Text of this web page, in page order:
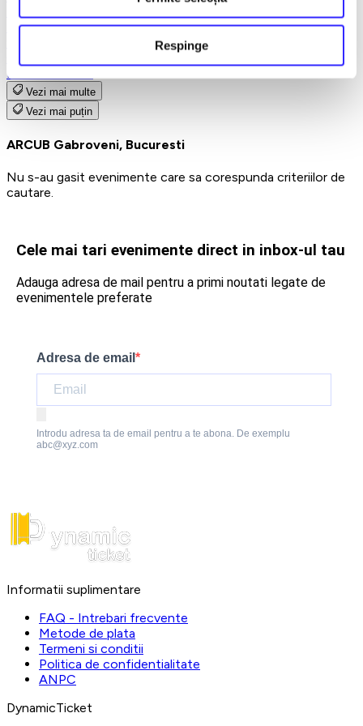
Respinge
Teatrul Maidan
Trupa de teatru YuPPie ArT
Compania de Teatru Concordia
Reduceri bilete
Vezi mai multe
Vezi mai puțin
ARCUB Gabroveni, Bucuresti
Nu s-au gasit evenimente care sa corespunda criteriilor de
cautare.
Cele mai tari evenimente direct in inbox-ul tau
Adauga adresa de mail pentru a primi noutati legate de
evenimentele preferate
Adresa de email
Introdu adresa ta de email pentru a te abona. De exemplu
abc@xyz.com
Informatii suplimentare
FAQ - Intrebari frecvente
Metode de plata
Termeni si conditii
Politica de confidentialitate
ANPC
DynamicTicket